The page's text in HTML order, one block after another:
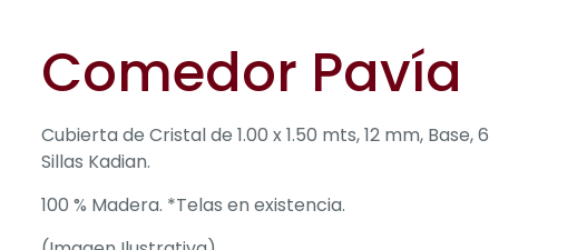
Comedor Pavía
Cubierta de Cristal de 1.00 x 1.50 mts, 12 mm, Base, 6
Sillas Kadian.
100 % Madera. *Telas en existencia.